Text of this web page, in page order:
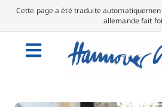
Cette page a été traduite
allemande fait